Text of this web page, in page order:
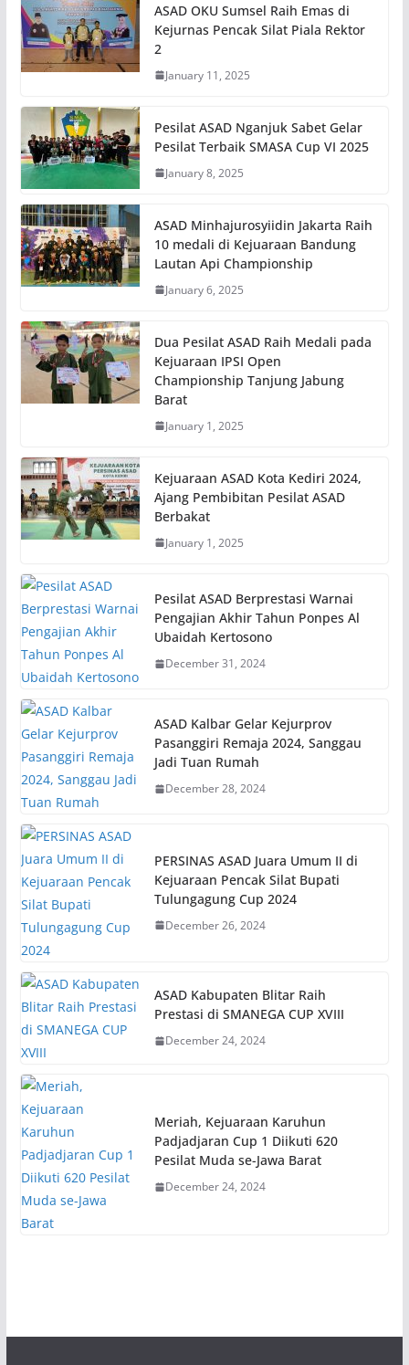
ASAD OKU Sumsel Raih Emas di
Kejurnas Pencak Silat Piala Rektor
2
January 11, 2025
Pesilat ASAD Nganjuk Sabet Gelar
Pesilat Terbaik SMASA Cup VI 2025
January 8, 2025
ASAD Minhajurosyiidin Jakarta Raih
10 medali di Kejuaraan Bandung
Lautan Api Championship
January 6, 2025
Dua Pesilat ASAD Raih Medali pada
Kejuaraan IPSI Open
Championship Tanjung Jabung
Barat
January 1, 2025
Kejuaraan ASAD Kota Kediri 2024,
Ajang Pembibitan Pesilat ASAD
Berbakat
January 1, 2025
Pesilat ASAD Berprestasi Warnai
Pengajian Akhir Tahun Ponpes Al
Ubaidah Kertosono
December 31, 2024
ASAD Kalbar Gelar Kejurprov
Pasanggiri Remaja 2024, Sanggau
Jadi Tuan Rumah
December 28, 2024
PERSINAS ASAD Juara Umum II di
Kejuaraan Pencak Silat Bupati
Tulungagung Cup 2024
December 26, 2024
ASAD Kabupaten Blitar Raih
Prestasi di SMANEGA CUP XVIII
December 24, 2024
Meriah, Kejuaraan Karuhun
Padjadjaran Cup 1 Diikuti 620
Pesilat Muda se-Jawa Barat
December 24, 2024